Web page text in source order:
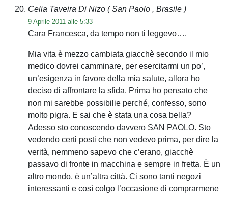
Celia Taveira Di Nizo ( San Paolo , Brasile )
9 Aprile 2011 alle 5:33
Cara Francesca, da tempo non ti leggevo….
Mia vita è mezzo cambiata giacchè secondo il mio
medico dovrei camminare, per esercitarmi un po’,
un’esigenza in favore della mia salute, allora ho
deciso di affrontare la sfida. Prima ho pensato che
non mi sarebbe possibilie perché, confesso, sono
molto pigra. E sai che è stata una cosa bella?
Adesso sto conoscendo davvero SAN PAOLO. Sto
vedendo certi posti che non vedevo prima, per dire la
verità, nemmeno sapevo che c’erano, giacchè
passavo di fronte in macchina e sempre in fretta. È un
altro mondo, è un’altra città. Ci sono tanti negozi
interessanti e così colgo l’occasione di comprarmene